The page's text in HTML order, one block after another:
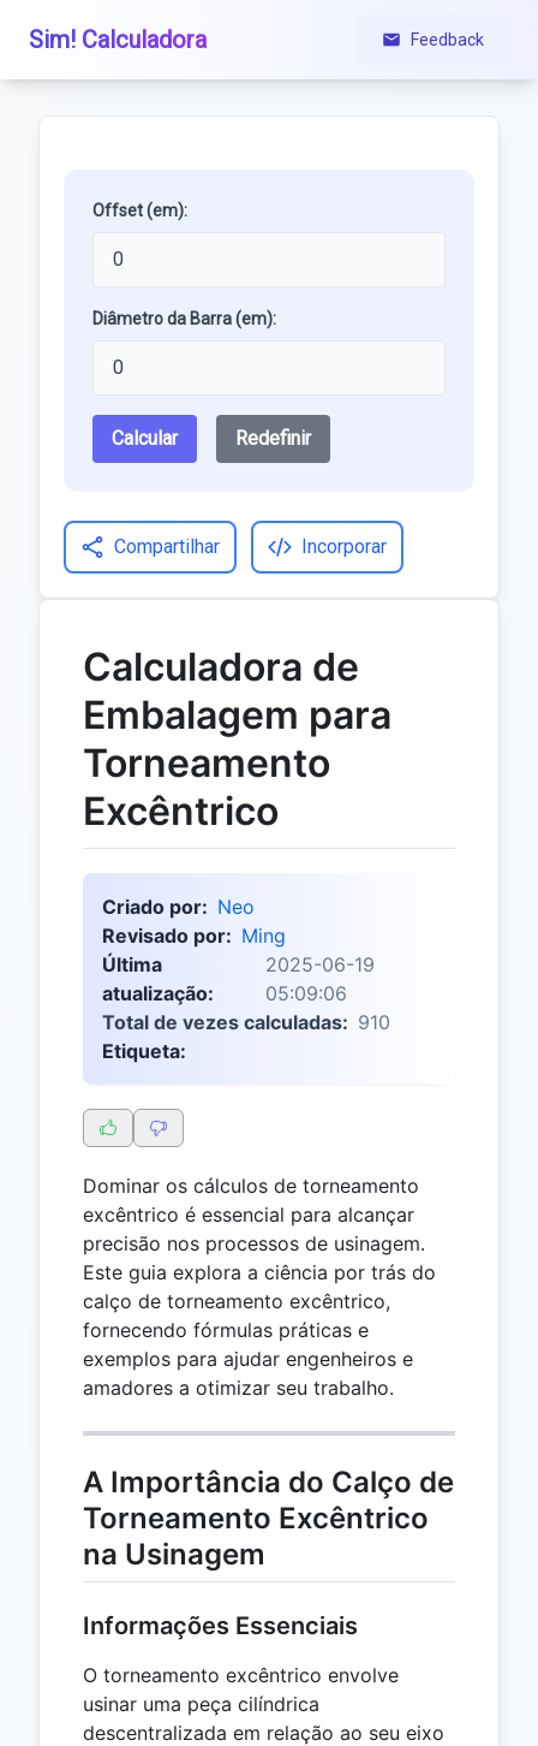
Sim! Calculadora Feedback
Offset (em):
Diâmetro da Barra (em):
Calcular Redefinir
Compartilhar Incorporar
Calculadora de
Embalagem para
Torneamento
Excêntrico
Criado por: Neo
Revisado por: Ming
Última
atualização:
2025-06-19
05:09:06
Total de vezes calculadas: 910
Etiqueta:
Dominar os cálculos de torneamento
excêntrico é essencial para alcançar
precisão nos processos de usinagem.
Este guia explora a ciência por trás do
calço de torneamento excêntrico,
fornecendo fórmulas práticas e
exemplos para ajudar engenheiros e
amadores a otimizar seu trabalho.
A Importância do Calço de
Torneamento Excêntrico
na Usinagem
Informações Essenciais
O torneamento excêntrico envolve
usinar uma peça cilíndrica
descentralizada em relação ao seu eixo